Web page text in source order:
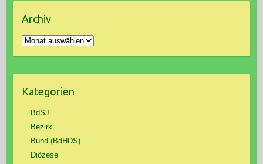
Archiv
Archiv
Kategorien
BdSJ
Bezirk
Bund (BdHDS)
Diözese